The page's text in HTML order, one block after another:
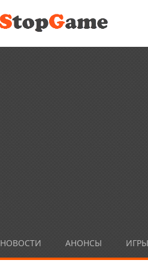
НОВОСТИ АНОНСЫ ИГРЫ